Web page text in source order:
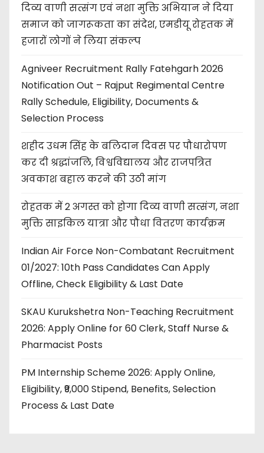
दिव्य वाणी सत्संग एवं नशा मुक्ति अभियान ने दिया
समाज को जागरूकता का संदेश, एमडीयू रोहतक में
हजारों लोगों ने लिया संकल्प
Agniveer Recruitment Rally Fatehgarh 2026
Notification Out – Rajput Regimental Centre
Rally Schedule, Eligibility, Documents &
Selection Process
शहीद उधम सिंह के बलिदान दिवस पर पौधारोपण
कर दी श्रद्धांजलि, विश्वविद्यालय और राजपत्रित
अवकाश बहाल करने की उठी मांग
रोहतक में 2 अगस्त को होगा दिव्य वाणी सत्संग, नशा
मुक्ति साइकिल यात्रा और पौधा वितरण कार्यक्रम
Indian Air Force Non-Combatant Recruitment
01/2027: 10th Pass Candidates Can Apply
Offline, Check Eligibility & Last Date
SKAU Kurukshetra Non-Teaching Recruitment
2026: Apply Online for 60 Clerk, Staff Nurse &
Pharmacist Posts
PM Internship Scheme 2026: Apply Online,
Eligibility, ₹9,000 Stipend, Benefits, Selection
Process & Last Date